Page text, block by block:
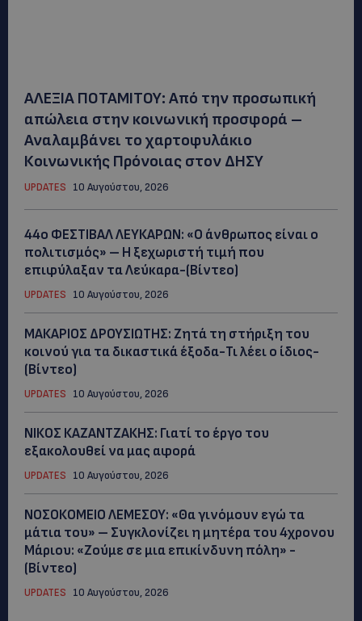
ΑΛΕΞΙΑ ΠΟΤΑΜΙΤΟΥ: Από την προσωπική
απώλεια στην κοινωνική προσφορά –
Αναλαμβάνει το χαρτοφυλάκιο
Κοινωνικής Πρόνοιας στον ΔΗΣΥ
UPDATES 10 Αυγούστου, 2026
44ο ΦΕΣΤΙΒΑΛ ΛΕΥΚΑΡΩΝ: «Ο άνθρωπος είναι ο
πολιτισμός» – Η ξεχωριστή τιμή που
επιφύλαξαν τα Λεύκαρα-(Βίντεο)
UPDATES 10 Αυγούστου, 2026
ΜΑΚΑΡΙΟΣ ΔΡΟΥΣΙΩΤΗΣ: Ζητά τη στήριξη του
κοινού για τα δικαστικά έξοδα-Τι λέει ο ίδιος-
(Βίντεο)
UPDATES 10 Αυγούστου, 2026
ΝΙΚΟΣ ΚΑΖΑΝΤΖΑΚΗΣ: Γιατί το έργο του
εξακολουθεί να μας αφορά
UPDATES 10 Αυγούστου, 2026
ΝΟΣΟΚΟΜΕΙΟ ΛΕΜΕΣΟΥ: «Θα γινόμουν εγώ τα
μάτια του» – Συγκλονίζει η μητέρα του 4χρονου
Μάριου: «Ζούμε σε μια επικίνδυνη πόλη» -
(Βίντεο)
UPDATES 10 Αυγούστου, 2026